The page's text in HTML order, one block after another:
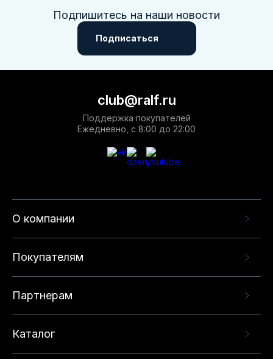
Подпишитесь на наши новости
Подписаться
О компании
Покупателям
Партнерам
Каталог
club@ralf.ru
Поддержка покупателей
Ежедневно, с 8:00 до 22:00